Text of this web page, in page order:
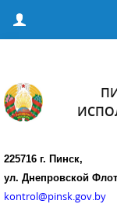
225716 г. Пинск,
ул. Днепровской
kontrol@pinsk.gov.by